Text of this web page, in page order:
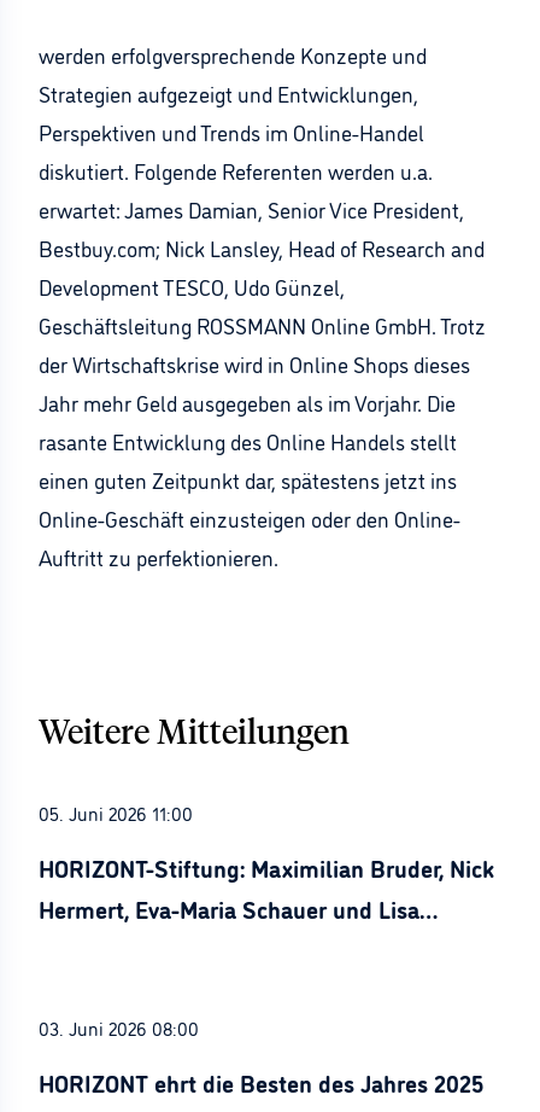
werden erfolgversprechende Konzepte und
Strategien aufgezeigt und Entwicklungen,
Perspektiven und Trends im Online-Handel
diskutiert. Folgende Referenten werden u.a.
erwartet: James Damian, Senior Vice President,
Bestbuy.com; Nick Lansley, Head of Research and
Development TESCO, Udo Günzel,
Geschäftsleitung ROSSMANN Online GmbH. Trotz
der Wirtschaftskrise wird in Online Shops dieses
Jahr mehr Geld ausgegeben als im Vorjahr. Die
rasante Entwicklung des Online Handels stellt
einen guten Zeitpunkt dar, spätestens jetzt ins
Online-Geschäft einzusteigen oder den Online-
Auftritt zu perfektionieren.
Weitere Mitteilungen
05. Juni 2026 11:00
HORIZONT-Stiftung: Maximilian Bruder, Nick
Hermert, Eva-Maria Schauer und Lisa
03. Juni 2026 08:00
HORIZONT ehrt die Besten des Jahres 2025